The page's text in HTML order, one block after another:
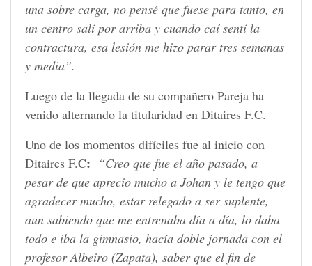
una sobre carga, no pensé que fuese para tanto, en
un centro salí por arriba y cuando caí sentí la
contractura, esa lesión me hizo parar tres semanas
y media”.
Luego de la llegada de su compañero Pareja ha
venido alternando la titularidad en Ditaires F.C.
Uno de los momentos difíciles fue al inicio con
Ditaires F.C:
“Creo que fue el año pasado, a
pesar de que aprecio mucho a Johan y le tengo que
agradecer mucho, estar relegado a ser suplente,
aun sabiendo que me entrenaba día a día, lo daba
todo e iba la gimnasio, hacía doble jornada con el
profesor Albeiro (Zapata), saber que el fin de